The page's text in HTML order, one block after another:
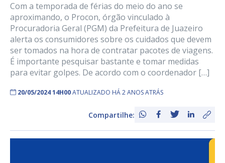
Com a temporada de férias do meio do ano se
aproximando, o Procon, órgão vinculado à
Procuradoria Geral (PGM) da Prefeitura de Juazeiro
alerta os consumidores sobre os cuidados que devem
ser tomados na hora de contratar pacotes de viagens.
É importante pesquisar bastante e tomar medidas
para evitar golpes. De acordo com o coordenador […]
20/05/2024 14H00ATUALIZADO HÁ 2 ANOS ATRÁS
Compartilhe: